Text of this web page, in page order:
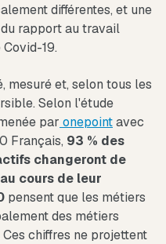
différentes, et une
rapport au travail
19.
mesuré et, selon tous les
Selon l'étude
par onepointavec
Français, 93 % des
changeront de
cours de leur
pensent que les métiers
des métiers
chiffres ne projettent